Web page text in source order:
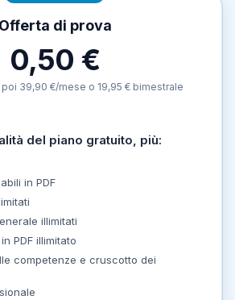
Offerta di prova
0,50 €
39,90 €/mese o 19,95 € bimestrale
del piano gratuito, più:
in PDF
illimitati
PDF illimitato
competenze e cruscotto dei